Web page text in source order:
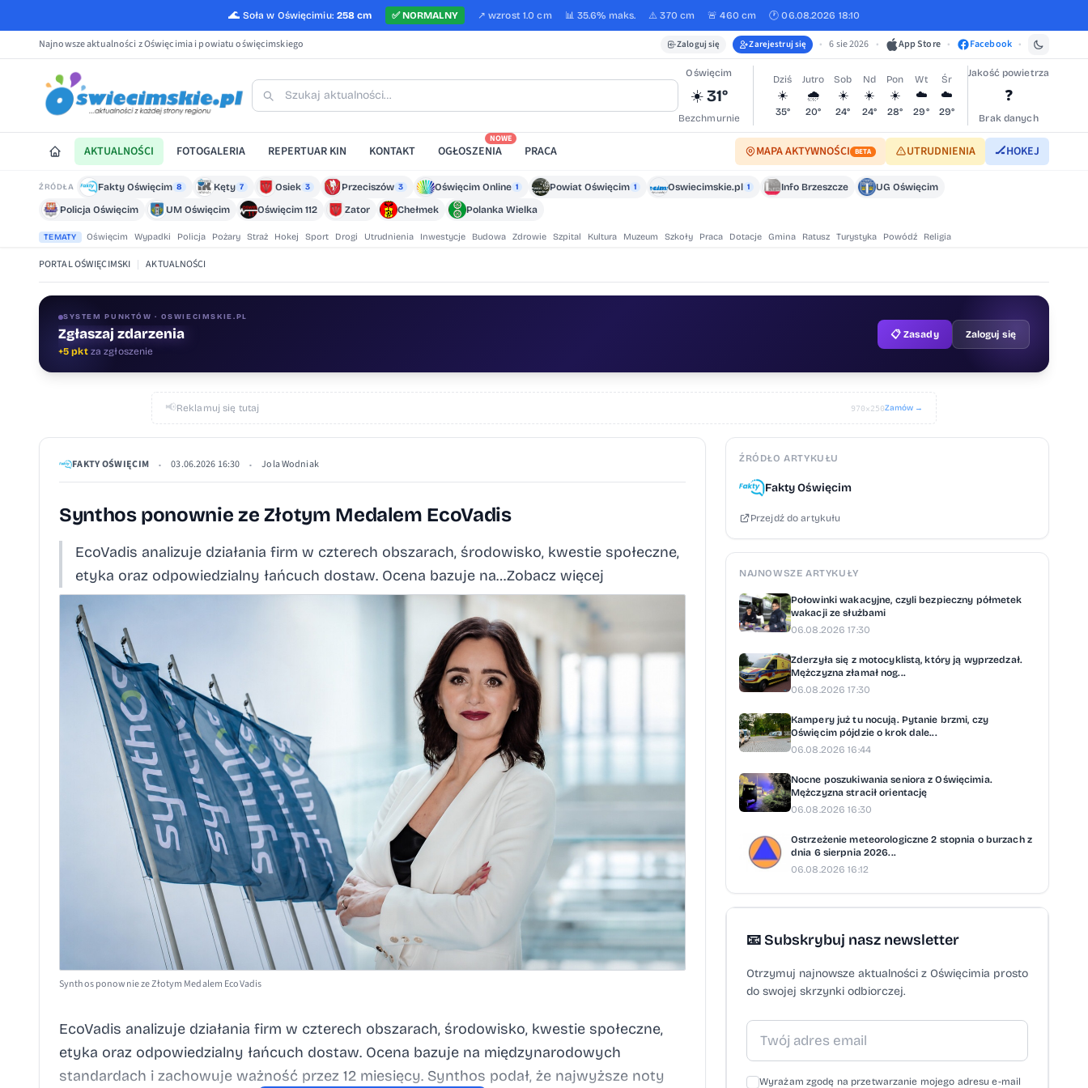
🌊 Soła w Oświęcimiu: 258 cm ✅NORMALNY ↗️wzrost 1.0 cm 📊 35.6% maks. ⚠️ 370 cm 🚨 460 cm 🕐 06.08.2026 18:10
Najnowsze aktualności z Oświęcimia i powiatu oświęcimskiego Zaloguj się Zarejestruj się • 6 sie 2026 • App Store • Facebook •
Oświęcim
☀️31°
Bezchmurnie
Dziś
☀️
35°
Jutro
🌧️
20°
Sob
☀️
24°
Nd
☀️
24°
Pon
☀️
28°
Wt
☁️
29°
Śr
☁️
29°
Jakość powietrza
❓
Brak danych
AKTUALNOŚCI FOTOGALERIA REPERTUAR KIN KONTAKT OGŁOSZENIA
NOWE
PRACA MAPA AKTYWNOŚCI BETA UTRUDNIENIA 🏒HOKEJ
ŹRÓDŁA Fakty Oświęcim 8 Kęty 7 Osiek 3 Przeciszów 3 Oświęcim Online 1 Powiat Oświęcim 1 Oswiecimskie.pl 1 Info Brzeszcze
UG Oświęcim
Policja Oświęcim
UM Oświęcim Oświęcim 112 Zator Chełmek Polanka Wielka
TEMATY Oświęcim Wypadki Policja Pożary Straż Hokej Sport Drogi Utrudnienia Inwestycje Budowa Zdrowie Szpital Kultura Muzeum Szkoły Praca Dotacje Gmina Ratusz Turystyka Powódź Religia
PORTAL OŚWIĘCIMSKI | AKTUALNOŚCI
SYSTEM PUNKTÓW · OSWIECIMSKIE.PL
Zgłaszaj zdarzenia
+5 pkt za zgłoszenie
Oceniaj treści
+1 pktza ocenę
📋 Zasady Zaloguj się
📢Reklamuj się tutaj 970×250Zamów →
FAKTY OŚWIĘCIM • 03.06.2026 16:30 • Jola Wodniak
Synthos ponownie ze Złotym Medalem EcoVadis
EcoVadis analizuje działania firm w czterech obszarach, środowisko, kwestie społeczne,
etyka oraz odpowiedzialny łańcuch dostaw. Ocena bazuje na…Zobacz więcej
Synthos ponownie ze Złotym Medalem EcoVadis
EcoVadis analizuje działania firm w czterech obszarach, środowisko, kwestie społeczne,
etyka oraz odpowiedzialny łańcuch dostaw. Ocena bazuje na międzynarodowych
standardach i zachowuje ważność przez 12 miesięcy. Synthos podał, że najwyższe noty
ŹRÓDŁO ARTYKUŁU
Fakty Oświęcim
Przejdź do artykułu
NAJNOWSZE ARTYKUŁY
Połowinki wakacyjne, czyli bezpieczny półmetek
wakacji ze służbami
06.08.2026 17:30
Zderzyła się z motocyklistą, który ją wyprzedzał.
Mężczyzna złamał nog...
06.08.2026 17:30
Kampery już tu nocują. Pytanie brzmi, czy
Oświęcim pójdzie o krok dale...
06.08.2026 16:44
Nocne poszukiwania seniora z Oświęcimia.
Mężczyzna stracił orientację
06.08.2026 16:30
Ostrzeżenie meteorologiczne 2 stopnia o burzach z
dnia 6 sierpnia 2026...
06.08.2026 16:12
📧 Subskrybuj nasz newsletter
Otrzymuj najnowsze aktualności z Oświęcimia prosto
do swojej skrzynki odbiorczej.
Wyrażam zgodę na przetwarzanie mojego adresu e-mail